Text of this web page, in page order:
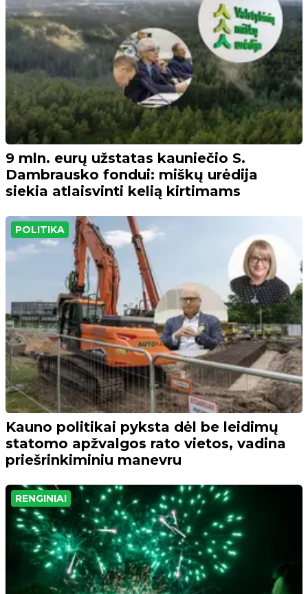
9 mln. eurų užstatas kauniečio S.
Dambrausko fondui: miškų urėdija
siekia atlaisvinti kelią kirtimams
POLITIKA
Kauno politikai pyksta dėl be leidimų
statomo apžvalgos rato vietos, vadina
priešrinkiminiu manevru
RENGINIAI